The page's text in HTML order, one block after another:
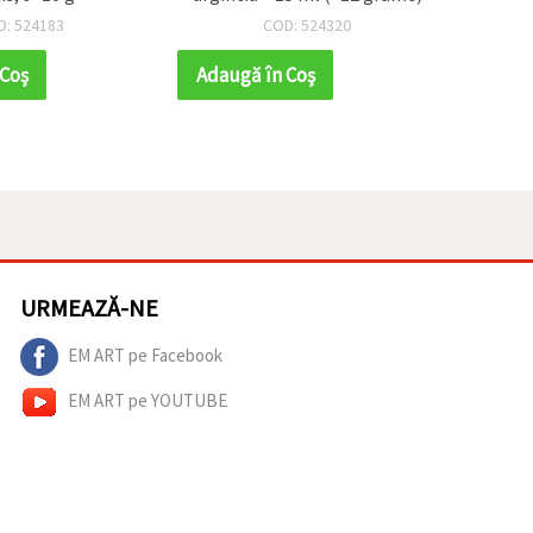
524183 COD: 524320
Adaugă în Coş
URMEAZĂ-NE
EM ART pe Facebook
EM ART pe YOUTUBE